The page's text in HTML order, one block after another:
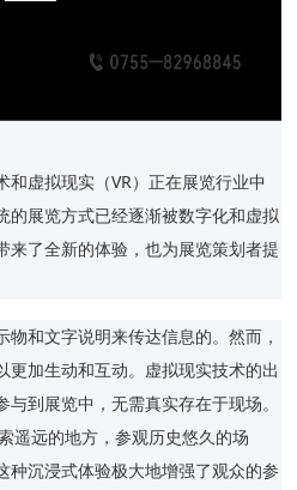
虚拟现实（VR）正在展览行业中
的展览方式已经逐渐被数字化和虚拟
来了全新的体验，也为展览策划者提
和文字说明来传达信息的。然而，
更加生动和互动。虚拟现实技术的出
到展览中，无需真实存在于现场。
遥远的地方，参观历史悠久的场
种沉浸式体验极大地增强了观众的参